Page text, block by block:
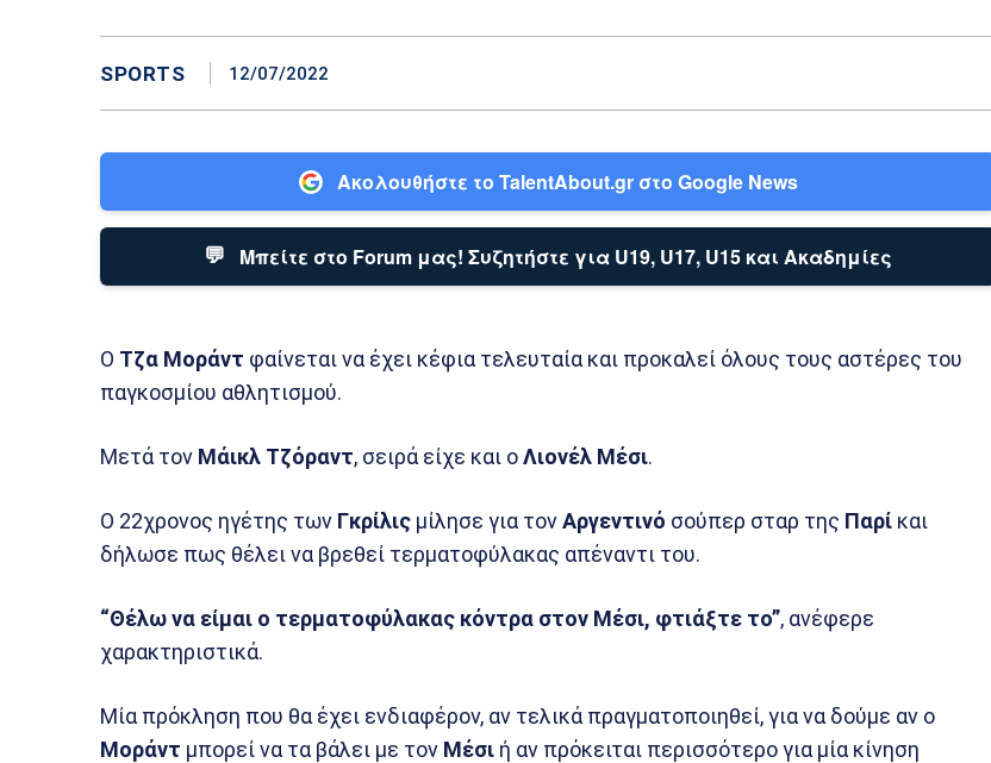
SPORTS 12/07/2022
Ακολουθήστε το TalentAbout.gr στο Google News
💬 Μπείτε στο Forum μας! Συζητήστε για U19, U17, U15 και Ακαδημίες
Ο Τζα Μοράντ φαίνεται να έχει κέφια τελευταία και προκαλεί όλους τους αστέρες του
παγκοσμίου αθλητισμού.
Μετά τον Μάικλ Τζόραντ, σειρά είχε και οΛιονέλ Μέσι.
Ο 22χρονος ηγέτης των Γκρίλις μίλησε για τονΑργεντινό σούπερ σταρ της Παρί και
δήλωσε πως θέλει να βρεθεί τερματοφύλακας απέναντι του.
“Θέλω να είμαι ο τερματοφύλακας κόντρα στον Μέσι, φτιάξτε το”, ανέφερε
χαρακτηριστικά.
Μία πρόκληση που θα έχει ενδιαφέρον, αν τελικά πραγματοποιηθεί, για να δούμε αν ο
Μοράντ μπορεί να τα βάλει με τον Μέσι ή αν πρόκειται περισσότερο για μία κίνηση